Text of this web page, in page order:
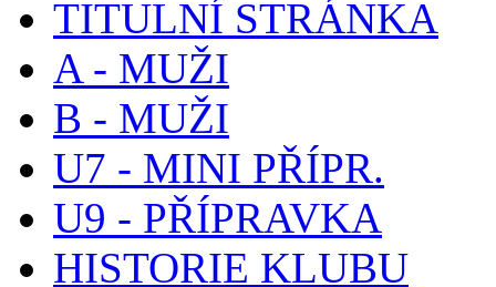
TITULNÍ STRÁNKA
A - MUŽI
B - MUŽI
U7 - MINI PŘÍPR.
U9 - PŘÍPRAVKA
HISTORIE KLUBU